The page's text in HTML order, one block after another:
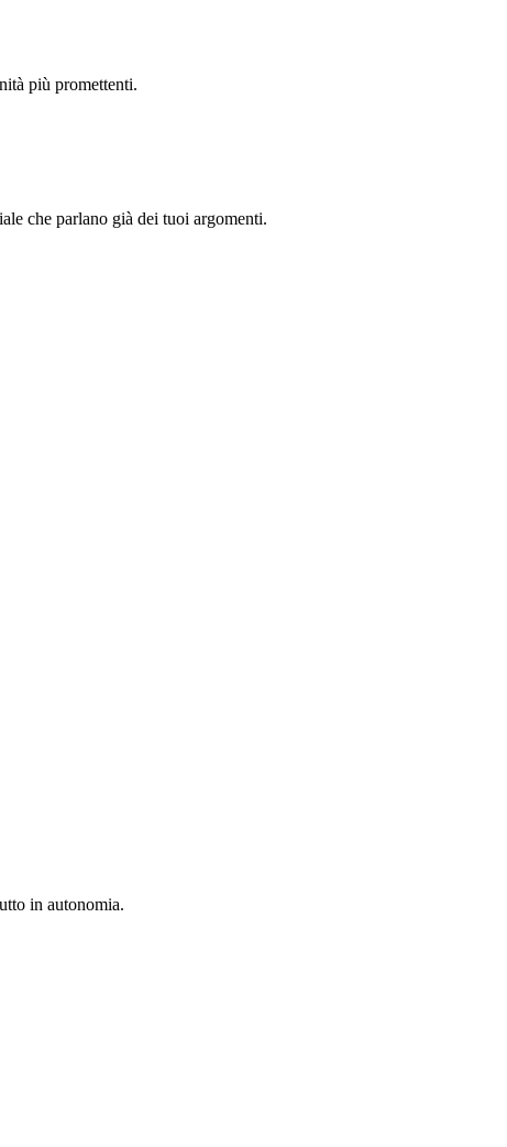
più promettenti.
che parlano già dei tuoi argomenti.
in autonomia.